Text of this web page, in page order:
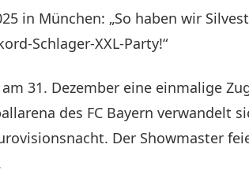
in München: „So haben wir
Schlager-XXL-Party!“
31. Dezember eine einmalige
des FC Bayern verwandelt
Der Showmaster